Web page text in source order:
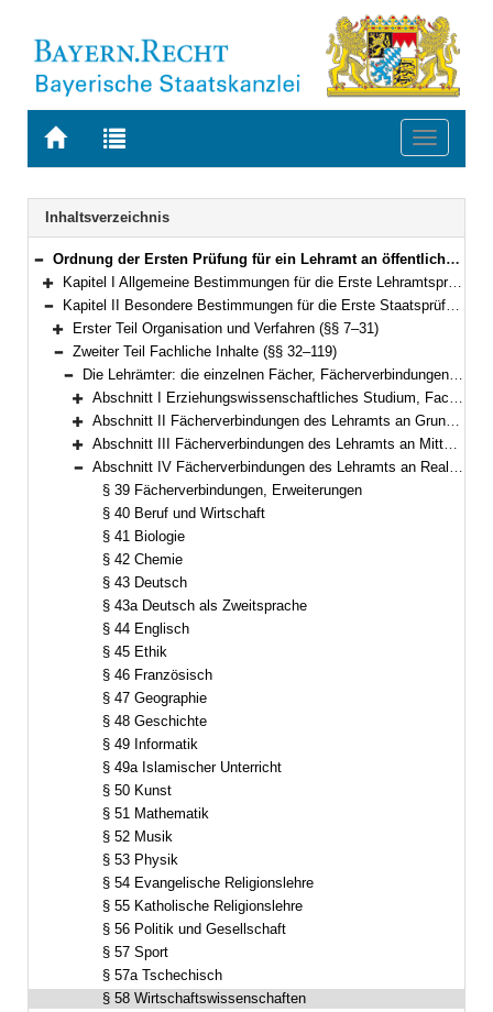
Zur
BAYERN.RECHT
Zur
letzten
Suche
Toggle
Navigation
Inhaltsverzeichnis
Bereich reduzieren
Ordnung der Ersten Prüfung für ein Lehramt an öffentlichen Schulen (Lehramtsprüfungsordnung I – LPO I) Vom 13. März 2008 (GVBl. S. 180) BayRS 2038-3-4-1-1-K (§§ 1–127)
Bereich erweitern
Kapitel I Allgemeine Bestimmungen für die Erste Lehramtsprüfung (§§ 1–6)
Bereich reduzieren
Kapitel II Besondere Bestimmungen für die Erste Staatsprüfung (§§ 7–119)
Bereich erweitern
Erster Teil Organisation und Verfahren (§§ 7–31)
Bereich reduzieren
Zweiter Teil Fachliche Inhalte (§§ 32–119)
Bereich reduzieren
Die Lehrämter: die einzelnen Fächer, Fächerverbindungen, Erweiterungen des Studiums (§§ 32–119)
Bereich erweitern
Abschnitt I Erziehungswissenschaftliches Studium, Fachdidaktik, Praktika (§§ 32–34)
Bereich erweitern
Abschnitt II Fächerverbindungen des Lehramts an Grundschulen; Studium der Didaktik der Grundschule (§§ 35–36)
Bereich erweitern
Abschnitt III Fächerverbindungen des Lehramts an Mittelschulen; Studium der Didaktiken einer Fächergruppe der Mittelschule einschließlich der fachwissenschaftlichen Grundlagen (§§ 37–38)
Bereich reduzieren
Abschnitt IV Fächerverbindungen des Lehramts an Realschulen; Studium der Unterrichtsfächer für die Lehrämter an Grundschulen, Mittelschulen, Realschulen, beruflichen Schulen und für Sonderpädagogik (§§ 39–58)
§ 39 Fächerverbindungen, Erweiterungen
§ 40 Beruf und Wirtschaft
§ 41 Biologie
§ 42 Chemie
§ 43 Deutsch
§ 43a Deutsch als Zweitsprache
§ 44 Englisch
§ 45 Ethik
§ 46 Französisch
§ 47 Geographie
§ 48 Geschichte
§ 49 Informatik
§ 49a Islamischer Unterricht
§ 50 Kunst
§ 51 Mathematik
§ 52 Musik
§ 53 Physik
§ 54 Evangelische Religionslehre
§ 55 Katholische Religionslehre
§ 56 Politik und Gesellschaft
§ 57 Sport
§ 57a Tschechisch
§ 58 Wirtschaftswissenschaften